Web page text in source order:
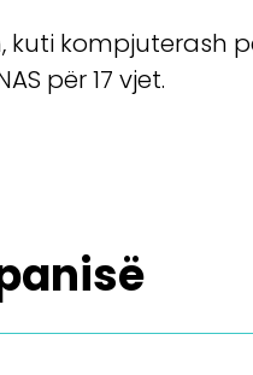
kuti kompjuterash
për 17 vjet.